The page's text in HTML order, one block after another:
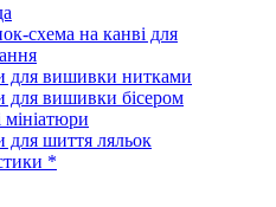
схема на канві для
для вишивки нитками
для вишивки бісером
мініатюри
для шиття ляльок
*